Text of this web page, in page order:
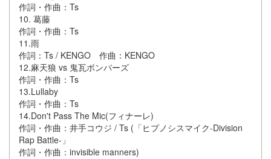
作詞・作曲：Ts
10. 葛藤
作詞・作曲：Ts
11.雨
作詞：Ts / KENGO 作曲：KENGO
12.麻天狼 vs 鬼瓦ボンバーズ
作詞・作曲：Ts
13.Lullaby
作詞・作曲：Ts
14.Don't Pass The Mic(フィナーレ)
作詞・作曲：井手コウジ / Ts (「ヒプノシスマイク-Division
Rap Battle-」
作詞・作曲：invisible manners)